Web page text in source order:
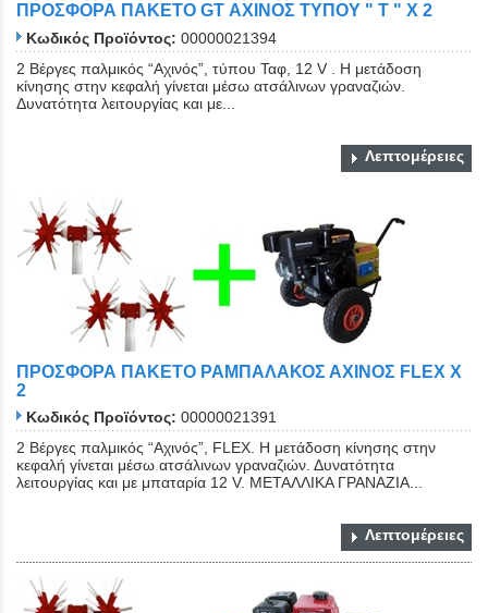
ΠΡΟΣΦΟΡΑ ΠΑΚΕΤΟ GT ΑΧΙΝΟΣ ΤΥΠΟΥ " Τ " X 2
Κωδικός Προϊόντος: 00000021394
2 Βέργες παλμικός “Αχινός”, τύπου Ταφ, 12 V . Η μετάδοση
κίνησης στην κεφαλή γίνεται μέσω ατσάλινων γραναζιών.
Δυνατότητα λειτουργίας και με...
Λεπτομέρειες
ΠΡΟΣΦΟΡΑ ΠΑΚΕΤΟ ΡΑΜΠΑΛΑΚΟΣ ΑΧΙΝΟΣ FLEX X
2
Κωδικός Προϊόντος: 00000021391
2 Βέργες παλμικός “Αχινός”, FLEX. Η μετάδοση κίνησης στην
κεφαλή γίνεται μέσω ατσάλινων γραναζιών. Δυνατότητα
λειτουργίας και με μπαταρία 12 V. ΜΕΤΑΛΛΙΚΑ ΓΡΑΝΑΖΙΑ...
Λεπτομέρειες